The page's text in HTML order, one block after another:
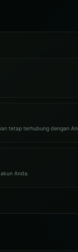
tetap terhubung dengan
Anda.